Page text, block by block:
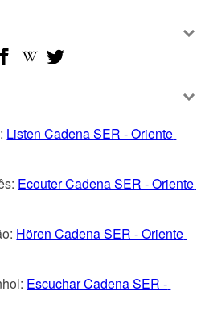
Listen Cadena SER - Oriente
Ecouter Cadena SER - Oriente
Hören Cadena SER - Oriente
Escuchar Cadena SER -